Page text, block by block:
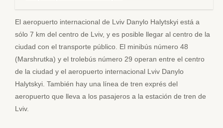
El aeropuerto internacional de Lviv Danylo Halytskyi está a
sólo 7 km del centro de Lviv, y es posible llegar al centro de la
ciudad con el transporte público. El minibús número 48
(Marshrutka) y el trolebús número 29 operan entre el centro
de la ciudad y el aeropuerto internacional Lviv Danylo
Halytskyi. También hay una línea de tren exprés del
aeropuerto que lleva a los pasajeros a la estación de tren de
Lviv.